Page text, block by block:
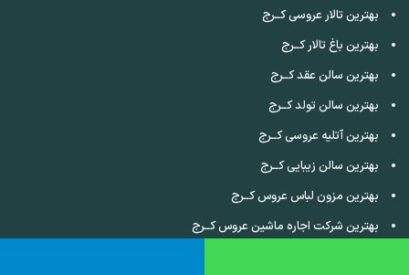
بهترین تالار عروسی کــرج
بهترین باغ تالار کــرج
بهترین سالن عقد کــرج
بهترین سالن تولد کــرج
بهترین آتلیه عروسی کــرج
بهترین سالن زیبایی کــرج
بهترین مزون لباس عروس کــرج
بهترین شرکت اجاره ماشین عروس کــرج